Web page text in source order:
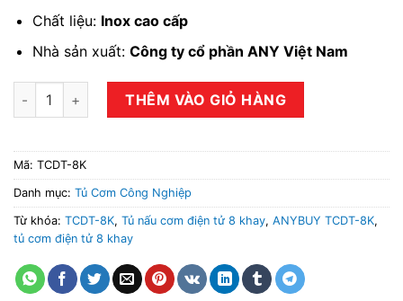
Chất liệu: Inox cao cấp
Nhà sản xuất: Công ty cổ phần ANY Việt Nam
Tủ nấu cơm điện tử 8 khay ANYBUY TCDT-8K số lượng
THÊM VÀO GIỎ HÀNG
Mã: TCDT-8K
Danh mục: Tủ Cơm Công Nghiệp
Từ khóa: TCDT-8K, Tủ nấu cơm điện tử 8 khay, ANYBUY TCDT-8K,
tủ cơm điện tử 8 khay